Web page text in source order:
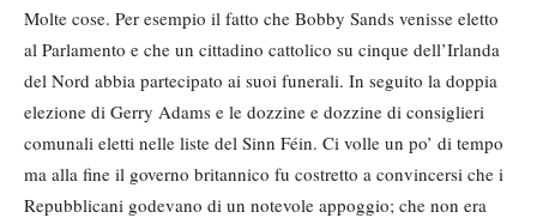
Molte cose. Per esempio il fatto che Bobby Sands venisse eletto
al Parlamento e che un cittadino cattolico su cinque dell’Irlanda
del Nord abbia partecipato ai suoi funerali. In seguito la doppia
elezione di Gerry Adams e le dozzine e dozzine di consiglieri
comunali eletti nelle liste del Sinn Féin. Ci volle un po’ di tempo
ma alla fine il governo britannico fu costretto a convincersi che i
Repubblicani godevano di un notevole appoggio; che non era